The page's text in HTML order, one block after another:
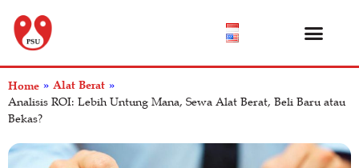
Home » Alat Berat »
Analisis ROI: Lebih Untung Mana, Sewa Alat Berat, Beli Baru atau
Bekas?